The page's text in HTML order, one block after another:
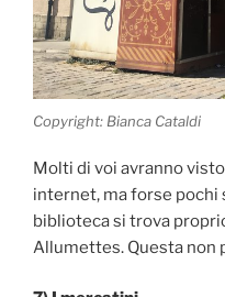
Copyright: Bianca Cataldi
Molti di voi avranno
internet, ma forse pochi
biblioteca si trova
Allumettes. Questa non